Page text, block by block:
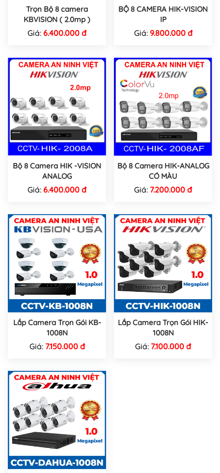
Trọn Bộ 8 camera
KBVISION ( 2.0mp )
Giá: 6.400.000 đ
BỘ 8 CAMERA HIK-VISION
IP
Giá: 9.800.000 đ
Bộ 8 Camera HIK -VISION
ANALOG
Giá: 6.400.000 đ
Bộ 8 Camera HIK-ANALOG
CÓ MÀU
Giá: 7.200.000 đ
Lắp Camera Trọn Gói KB-
1008N
Giá: 7.150.000 đ
Lắp Camera Trọn Gói HIK-
1008N
Giá: 7.100.000 đ